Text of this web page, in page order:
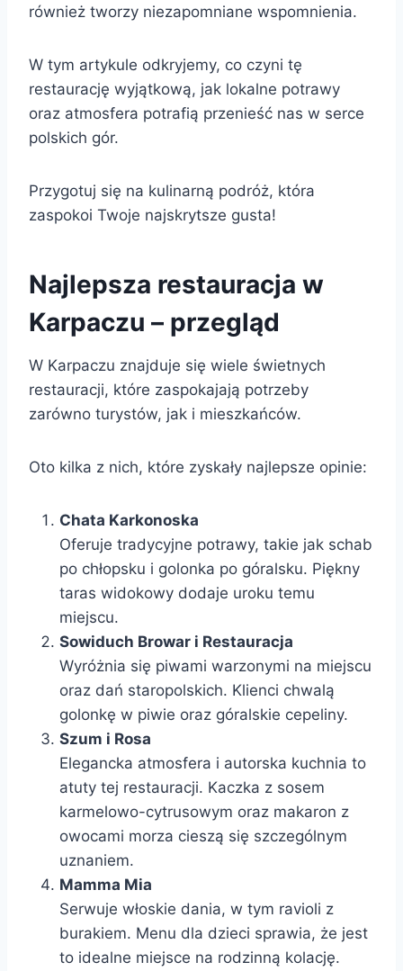
również tworzy niezapomniane wspomnienia.
W tym artykule odkryjemy, co czyni tę
restaurację wyjątkową, jak lokalne potrawy
oraz atmosfera potrafią przenieść nas w serce
polskich gór.
Przygotuj się na kulinarną podróż, która
zaspokoi Twoje najskrytsze gusta!
Najlepsza restauracja w
Karpaczu – przegląd
W Karpaczu znajduje się wiele świetnych
restauracji, które zaspokajają potrzeby
zarówno turystów, jak i mieszkańców.
Oto kilka z nich, które zyskały najlepsze opinie:
Chata Karkonoska
Oferuje tradycyjne potrawy, takie jak schab
po chłopsku i golonka po góralsku. Piękny
taras widokowy dodaje uroku temu
miejscu.
Sowiduch Browar i Restauracja
Wyróżnia się piwami warzonymi na miejscu
oraz dań staropolskich. Klienci chwalą
golonkę w piwie oraz góralskie cepeliny.
Szum i Rosa
Elegancka atmosfera i autorska kuchnia to
atuty tej restauracji. Kaczka z sosem
karmelowo-cytrusowym oraz makaron z
owocami morza cieszą się szczególnym
uznaniem.
Mamma Mia
Serwuje włoskie dania, w tym ravioli z
burakiem. Menu dla dzieci sprawia, że jest
to idealne miejsce na rodzinną kolację.